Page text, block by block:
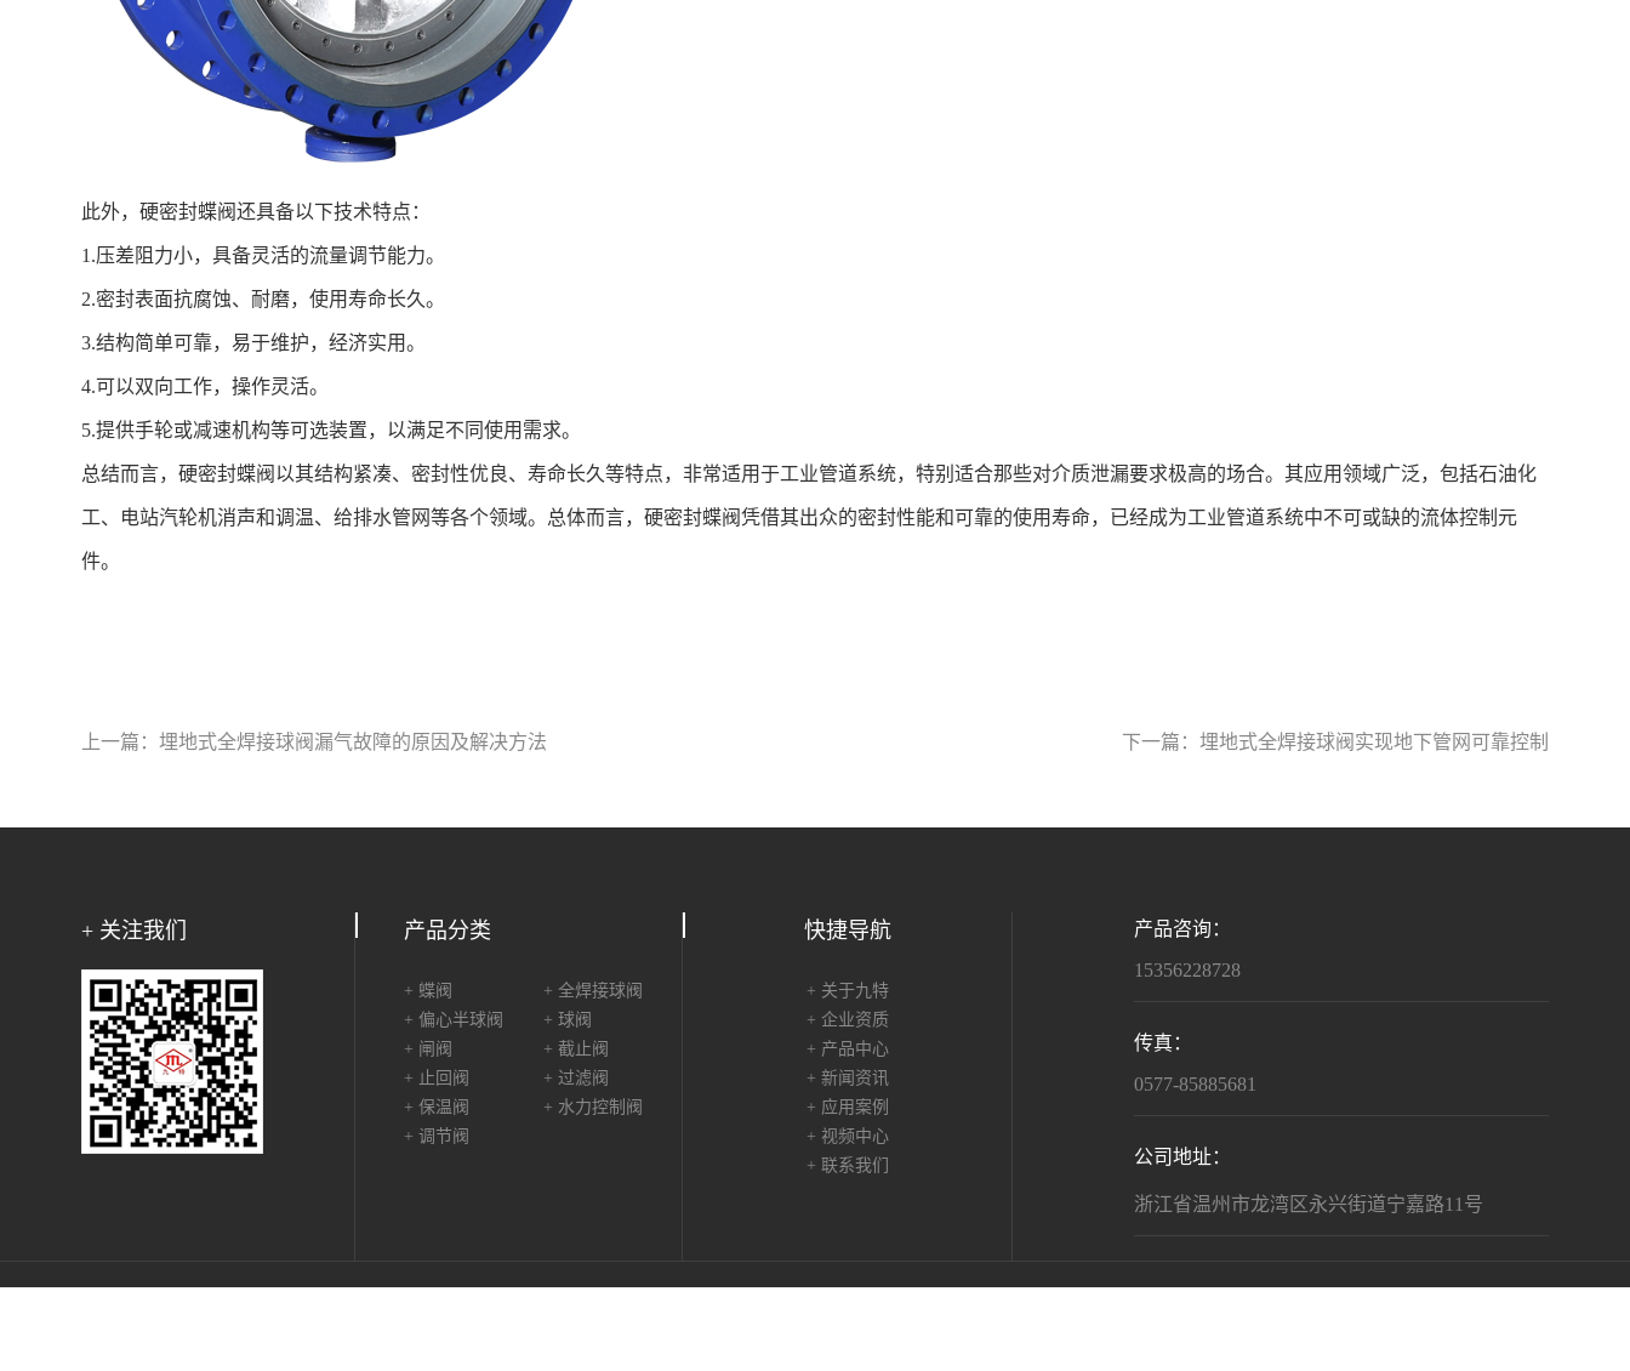
此外，硬密封蝶阀还具备以下技术特点：
1.压差阻力小，具备灵活的流量调节能力。
2.密封表面抗腐蚀、耐磨，使用寿命长久。
3.结构简单可靠，易于维护，经济实用。
4.可以双向工作，操作灵活。
5.提供手轮或减速机构等可选装置，以满足不同使用需求。
总结而言，硬密封蝶阀以其结构紧凑、密封性优良、寿命长久等特点，非常适用于工业管道系统，特别适合那些对介质泄漏要求极高的场合。其应用领域广泛，包括石油化
工、电站汽轮机消声和调温、给排水管网等各个领域。总体而言，硬密封蝶阀凭借其出众的密封性能和可靠的使用寿命，已经成为工业管道系统中不可或缺的流体控制元
件。
上一篇：埋地式全焊接球阀漏气故障的原因及解决方法 下一篇： 埋地式全焊接球阀实现地下管网可靠控制
+ 关注我们 产品分类
+ 蝶阀
+ 全焊接球阀
+ 偏心半球阀
+ 球阀
+ 闸阀
+ 截止阀
+ 止回阀
+ 过滤阀
+ 保温阀
+ 水力控制阀
+ 调节阀
快捷导航
+ 关于九特
+ 企业资质
+ 产品中心
+ 新闻资讯
+ 应用案例
+ 视频中心
+ 联系我们
产品咨询：
15356228728
传真：
0577-85885681
公司地址：
浙江省温州市龙湾区永兴街道宁嘉路11号